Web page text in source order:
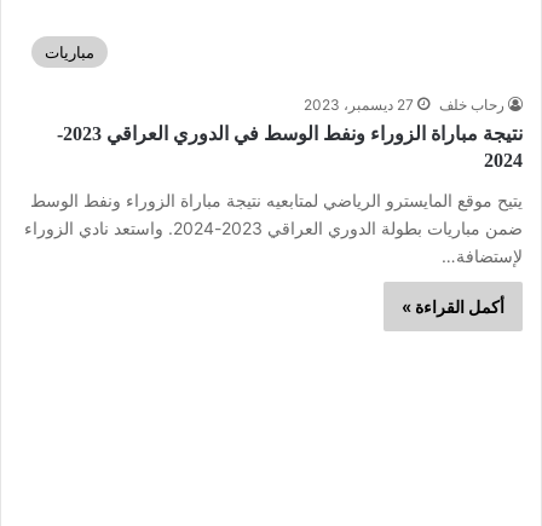
مباريات
رحاب خلف 27 ديسمبر، 2023
نتيجة مباراة الزوراء ونفط الوسط في الدوري العراقي 2023-
2024
يتيح موقع المايسترو الرياضي لمتابعيه نتيجة مباراة الزوراء ونفط الوسط
ضمن مباريات بطولة الدوري العراقي 2023-2024. واستعد نادي الزوراء
لإستضافة…
أكمل القراءة »